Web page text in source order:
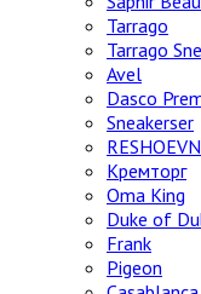
Tarrago
Tarrago
Avel
Dasco
Sneakerser
Кремторг
Oma King
Duke of
Frank
Pigeon